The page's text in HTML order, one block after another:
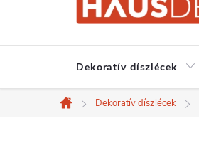
Dekoratív díszlécek
Kezdőlap
Dekoratív díszlécek